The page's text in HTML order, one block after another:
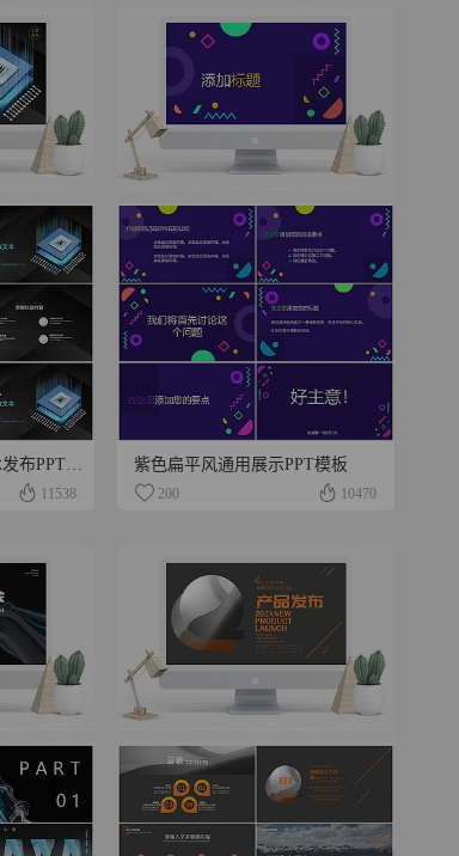
黑色科技风AI智能技术发布PPT模板
11538
紫色扁平风通用展示PPT模板
200 10470